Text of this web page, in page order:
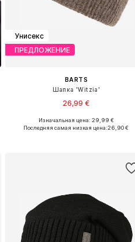
Унисекс
ПРЕДЛОЖЕНИЕ
BARTS
Шапка 'Witzia'
26,99 €
+1
Доступные размеры: 55-60
Изначальная цена: 29,99 €
Последняя самая низкая цена:26,90 €